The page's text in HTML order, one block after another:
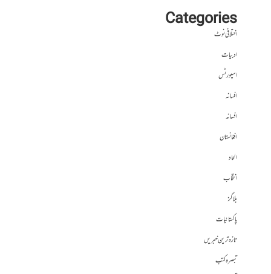
Categories
اختلافی نوٹ
ادبیات
اسپورٹس
افسانہ
افسانہ
افغانستان
الحاد
انتخاب
بلاگز
پاکستانیات
تازہ ترین خبریں
تبصرہ کتب